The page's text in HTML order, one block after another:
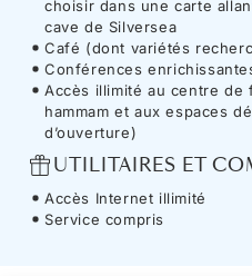
choisir dans une carte
cave de Silversea
Café (dont variétés
Conférences
Accès illimité au centre de
hammam et aux espaces
d’ouverture)
UTILITAIRES ET
Accès Internet illimité
Service compris